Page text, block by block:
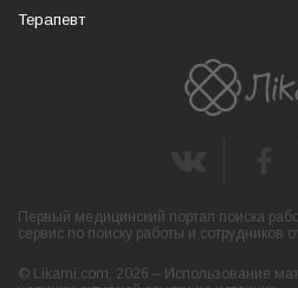
Терапевт
Первый медицинский портал поиска
сервис по поиску работы и сотрудников
© Likarni.com, 2026 – Использование